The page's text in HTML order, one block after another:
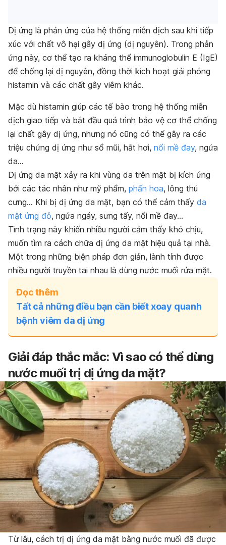
Dị ứng là phản ứng của hệ thống miễn dịch sau khi tiếp
xúc với chất vô hại gây dị ứng (dị nguyên). Trong phản
ứng này, cơ thể tạo ra kháng thể immunoglobulin E (IgE)
để chống lại dị nguyên, đồng thời kích hoạt giải phóng
histamin và các chất gây viêm khác.
Mặc dù histamin giúp các tế bào trong hệ thống miễn
dịch giao tiếp và bắt đầu quá trình bảo vệ cơ thể chống
lại chất gây dị ứng, nhưng nó cũng có thể gây ra các
triệu chứng dị ứng như sổ mũi, hắt hơi, nổi mề đay, ngứa
da…
Dị ứng da mặt xảy ra khi vùng da trên mặt bị kích ứng
bởi các tác nhân như mỹ phẩm, phấn hoa, lông thú
cưng… Khi bị dị ứng da mặt, bạn có thể cảm thấy da
mặt ửng đỏ, ngứa ngáy, sưng tấy, nổi mề đay…
Tình trạng này khiến nhiều người cảm thấy khó chịu,
muốn tìm ra cách chữa dị ứng da mặt hiệu quả tại nhà.
Một trong những biện pháp đơn giản, lành tính được
nhiều người truyền tai nhau là dùng nước muối rửa mặt.
Đọc thêm
Tất cả những điều bạn cần biết xoay quanh
bệnh viêm da dị ứng
Giải đáp thắc mắc: Vì sao có thể dùng
nước muối trị dị ứng da mặt?
Từ lâu, cách trị dị ứng da mặt bằng nước muối đã được